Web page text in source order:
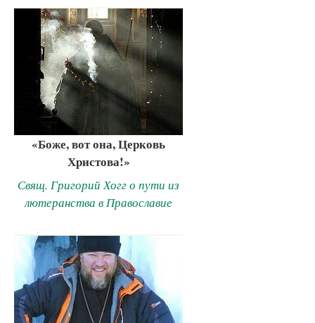
«Боже, вот она, Церковь
Христова!»
Свящ. Григорий Хогг о пути из
лютеранства в Православие